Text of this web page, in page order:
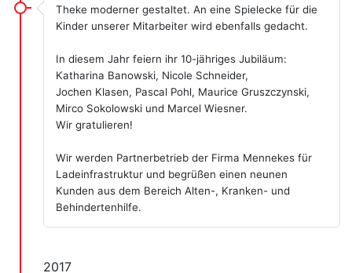
Theke moderner gestaltet. An eine Spielecke für die
Kinder unserer Mitarbeiter wird ebenfalls gedacht.
In diesem Jahr feiern ihr 10-jähriges Jubiläum:
Katharina Banowski, Nicole Schneider,
Jochen Klasen, Pascal Pohl, Maurice Gruszczynski,
Mirco Sokolowski und Marcel Wiesner.
Wir gratulieren!
Wir werden Partnerbetrieb der Firma Mennekes für
Ladeinfrastruktur und begrüßen einen neunen
Kunden aus dem Bereich Alten-, Kranken- und
Behindertenhilfe.
2017